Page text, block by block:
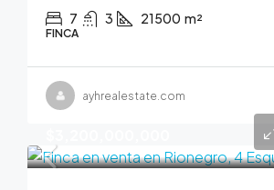
7 3 21500 m²
FINCA
ayhrealestate.com